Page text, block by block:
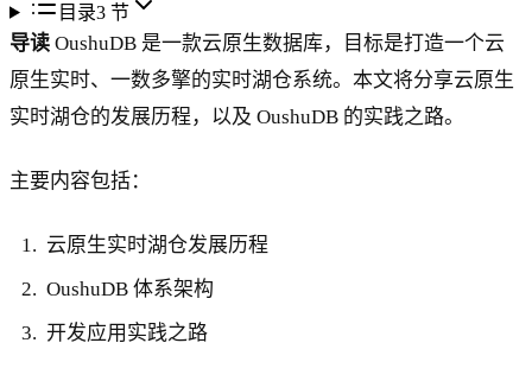
目录3节
导读 OushuDB 是一款云原生数据库，目标是打造一个云
原生实时、一数多擎的实时湖仓系统。本文将分享云原生
实时湖仓的发展历程，以及 OushuDB 的实践之路。
主要内容包括：
云原生实时湖仓发展历程
OushuDB 体系架构
开发应用实践之路